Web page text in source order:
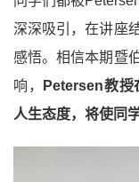
深深吸引，在讲座
感悟。相信本期暨
响，
Petersen教授
人生态度，将使同